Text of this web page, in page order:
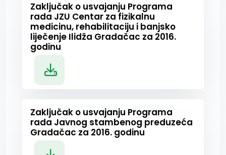
Zaključak o usvajanju Programa
rada JZU Centar za fizikalnu
medicinu, rehabilitaciju i banjsko
liječenje Ilidža Gradačac za 2016.
godinu
Zaključak o usvajanju Programa
rada Javnog stambenog preduzeća
Gradačac za 2016. godinu